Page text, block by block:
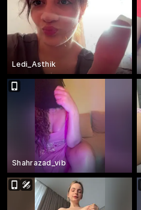
Ledi_Asthik
Shahrazad_vib